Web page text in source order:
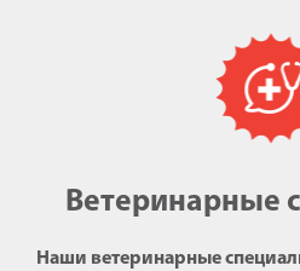
Ветеринарные
Наши ветеринарные